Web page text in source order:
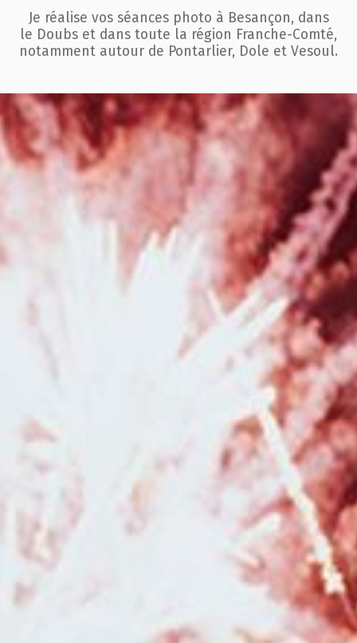
Je réalise vos séances photo à Besançon, dans
le Doubs et dans toute la région Franche-Comté,
notamment autour de Pontarlier, Dole et Vesoul.